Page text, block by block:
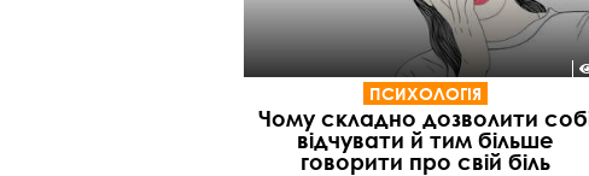
ПСИХОЛОГІЯ
Чому складно дозволити
відчувати й тим більше
говорити про свій біль